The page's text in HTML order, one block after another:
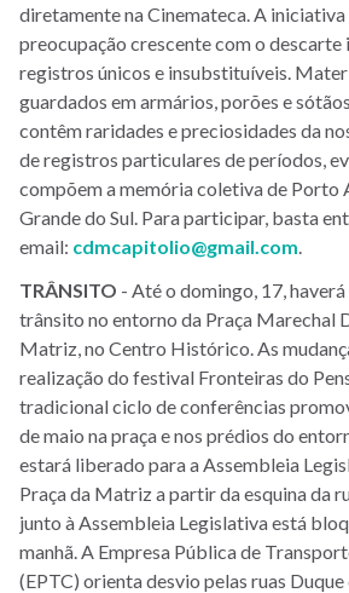
diretamente na Cinemateca. A
preocupação crescente com o
registros únicos e insubstituíveis.
guardados em armários, porões e
contêm raridades e preciosidades da
de registros particulares de períodos,
compõem a memória coletiva de Porto
Grande do Sul. Para participar, basta
email: cdmcapitolio@gmail.com
TRÂNSITO - Até o domingo, 17,
trânsito no entorno da Praça Marechal
Matriz, no Centro Histórico. As
realização do festival Fronteiras do
tradicional ciclo de conferências
de maio na praça e nos prédios do
estará liberado para a Assembleia
Praça da Matriz a partir da esquina da
junto à Assembleia Legislativa está
manhã. A Empresa Pública de
(EPTC) orienta desvio pelas ruas